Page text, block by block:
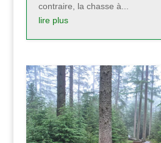
contraire, la chasse à...
lire plus